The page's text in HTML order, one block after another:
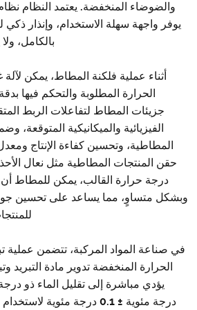
يوفر واجهة سهلة الاستخدام، وإنذار ذكي
بالكامل،
أثناء عملية فلكنة المطاط، يمكن
الحرارة المطلوبة والتحكم فيها
جزيئات المطاط لتفاعلات الربط
الفيزيائية والميكانيكية المتوقعة،
المطاطية، وتحسين كفاءة الإنتاج
حقن المنتجات المطاطية مثل نعال
درجة حرارة القالب، يمكن للمطاط
وبشكل متساوٍ، مما يساعد على تحسين جودة
في صناعة المواد المركبة، تتضمن عملية
الحرارة المنخفضة تدوير مادة التبريد
درجة مئوية ± 0.1 درجة مئوية